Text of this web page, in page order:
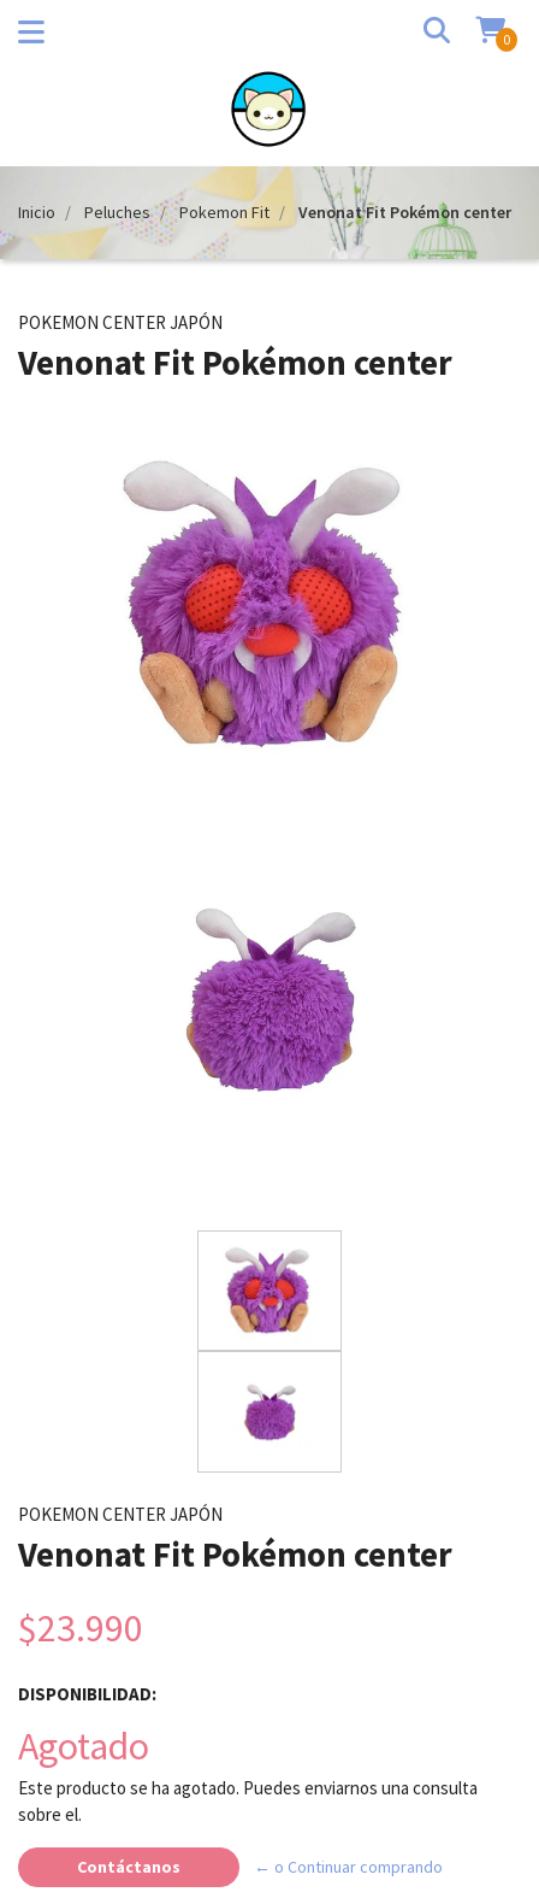
0
Inicio Peluches Pokemon Fit Venonat Fit Pokémon center
POKEMON CENTER JAPÓN
Venonat Fit Pokémon center
POKEMON CENTER JAPÓN
Venonat Fit Pokémon center
$23.990
DISPONIBILIDAD:
Agotado
Este producto se ha agotado. Puedes enviarnos una consulta
sobre el.
Contáctanos ← o Continuar comprando